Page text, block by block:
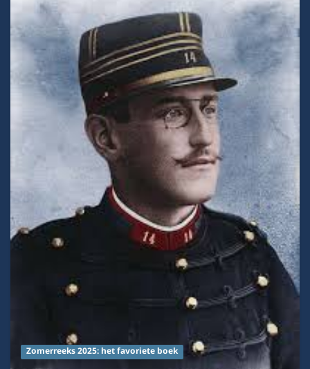
Zomerreeks 2025: het favoriete boek